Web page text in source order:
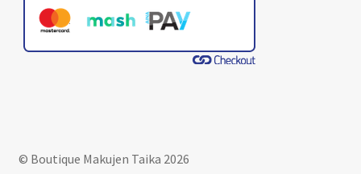
© Boutique Makujen Taika 2026